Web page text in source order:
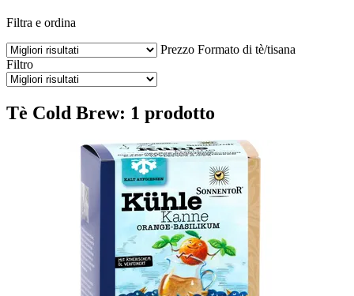
Filtra e ordina
Prezzo Formato di tè/tisana
Filtro
Tè Cold Brew: 1 prodotto